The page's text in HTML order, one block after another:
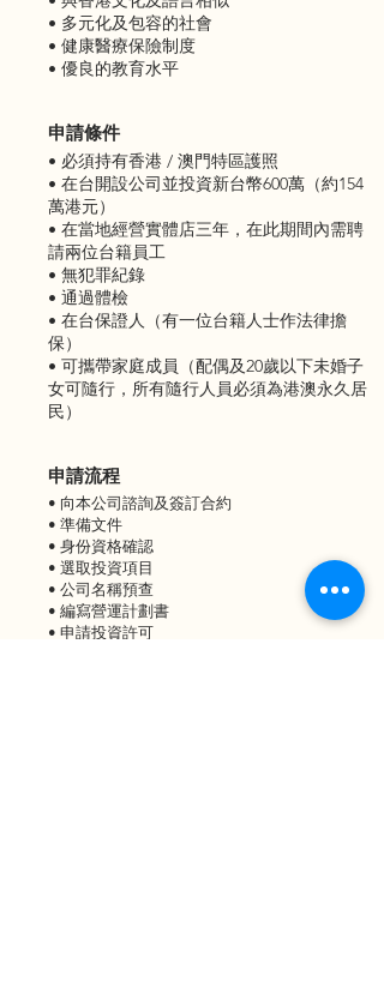
• 多元化及包容的社會
• 健康醫療保險制度
• 優良的教育水平
申請條件
• 必須持有香港 / 澳門特區護照
• 在台開設公司並投資新台幣600萬（約154
萬港元）
• 在當地經營實體店三年，在此期間內需聘
請兩位台籍員工
• 無犯罪紀錄
• 通過體檢
• 在台保證人（有一位台籍人士作法律擔
保）
• 可攜帶家庭成員（配偶及20歲以下未婚子
女可隨行，所有隨行人員必須為港澳永久居
民）
申請流程
• 向本公司諮詢及簽訂合約
• 準備文件
• 身份資格確認
• 選取投資項目
• 公司名稱預查
• 編寫營運計劃書
• 申請投資許可